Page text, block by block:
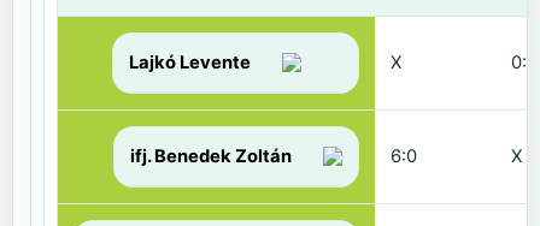
Lajkó Levente X 0:6
ifj. Benedek Zoltán 6:0 X